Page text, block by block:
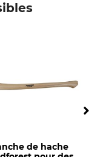
de hache